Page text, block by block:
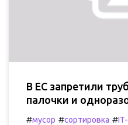
В ЕС запретили
палочки и
#мусор #сортировка #